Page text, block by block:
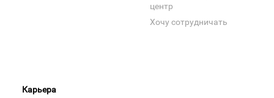
центр
Хочу сотрудничать
Карьера